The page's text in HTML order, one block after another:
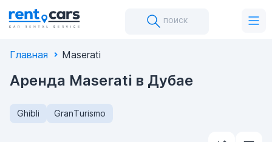
поиск
Главная Maserati
Аренда Maserati в Дубае
Ghibli GranTurismo